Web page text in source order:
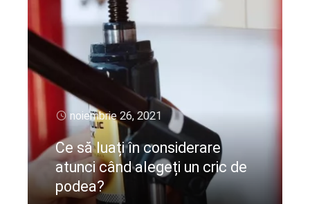
noiembrie 26, 2021
Ce să luați în considerare
atunci când alegeți un cric de
podea?